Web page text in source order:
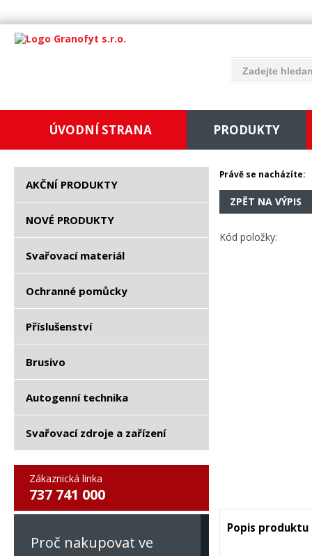
ÚVODNÍ STRANA PRODUKTY
AKČNÍ PRODUKTY
NOVÉ PRODUKTY
Svařovací materiál
Ochranné pomůcky
Příslušenství
Brusivo
Autogenní technika
Svařovací zdroje a zařízení
Zákaznická linka
737 741 000
Proč nakupovat ve
Právě se nacházíte:
ZPĚT NA VÝPIS
Kód položky:
Popis produktu